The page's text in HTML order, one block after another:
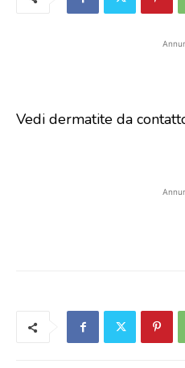
Vedi dermatite da